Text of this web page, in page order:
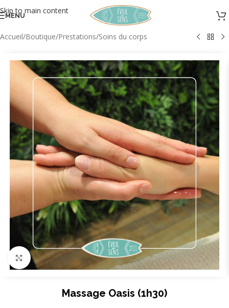
Skip to main content
MENU
Accueil/Boutique/Prestations/Soins du corps
Cliquez pour agrandir
Massage Oasis (1h30)